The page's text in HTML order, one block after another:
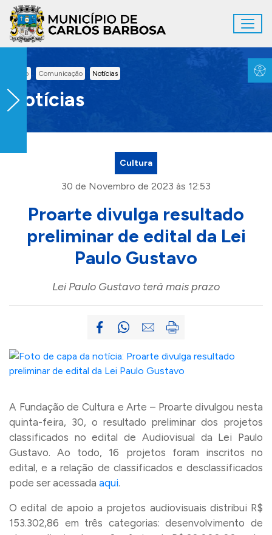
Ir para conteúdo principal
Inicio Comunicação Notícias
Notícias
Cultura
30 de Novembro de 2023 às 12:53
Proarte divulga resultado
preliminar de edital da Lei
Paulo Gustavo
Lei Paulo Gustavo terá mais prazo
A Fundação de Cultura e Arte – Proarte divulgou nesta
quinta-feira, 30, o resultado preliminar dos projetos
classificados no edital de Audiovisual da Lei Paulo
Gustavo. Ao todo, 16 projetos foram inscritos no
edital, e a relação de classificados e desclassificados
pode ser acessada aqui.
O edital de apoio a projetos audiovisuais distribui R$
153.302,86 em três categorias: desenvolvimento de